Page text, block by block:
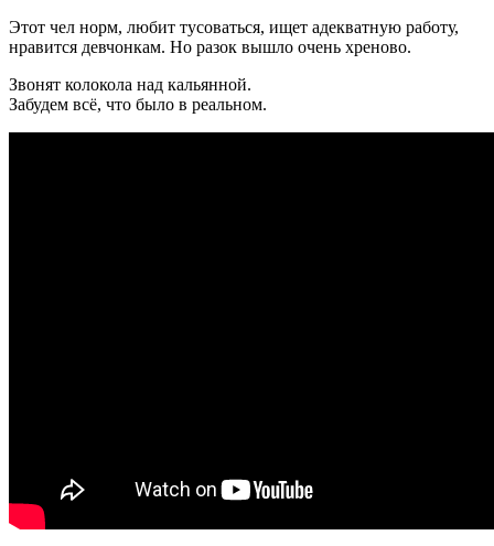
Этот чел норм, любит тусоваться, ищет адекватную работу,
нравится девчонкам. Но разок вышло очень хреново.
Звонят колокола над кальянной.
Забудем всё, что было в реальном.